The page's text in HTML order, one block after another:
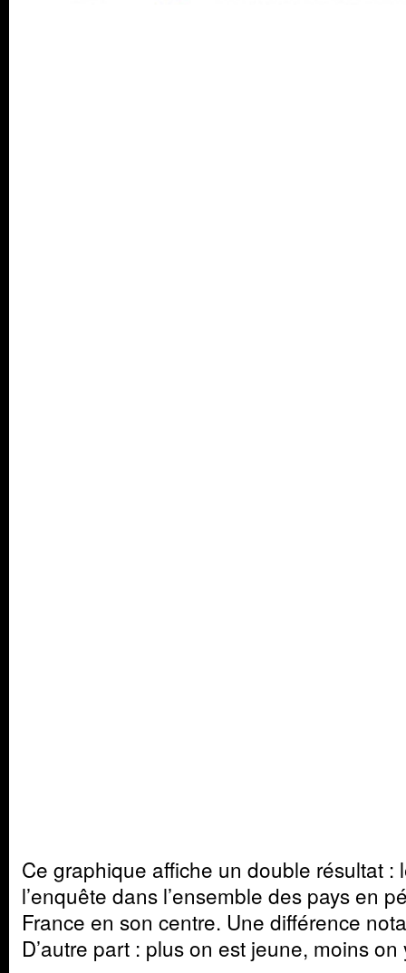
Ce graphique affiche un double résultat :
l’enquête dans l’ensemble des pays en
France en son centre. Une différence
D’autre part : plus on est jeune, moins